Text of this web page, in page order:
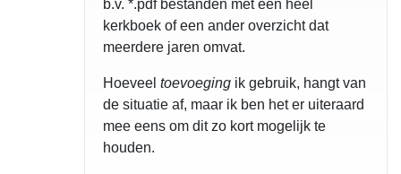
b.v. *.pdf bestanden met een heel
kerkboek of een ander overzicht dat
meerdere jaren omvat.
Hoeveel toevoeging ik gebruik, hangt van
de situatie af, maar ik ben het er uiteraard
mee eens om dit zo kort mogelijk te
houden.